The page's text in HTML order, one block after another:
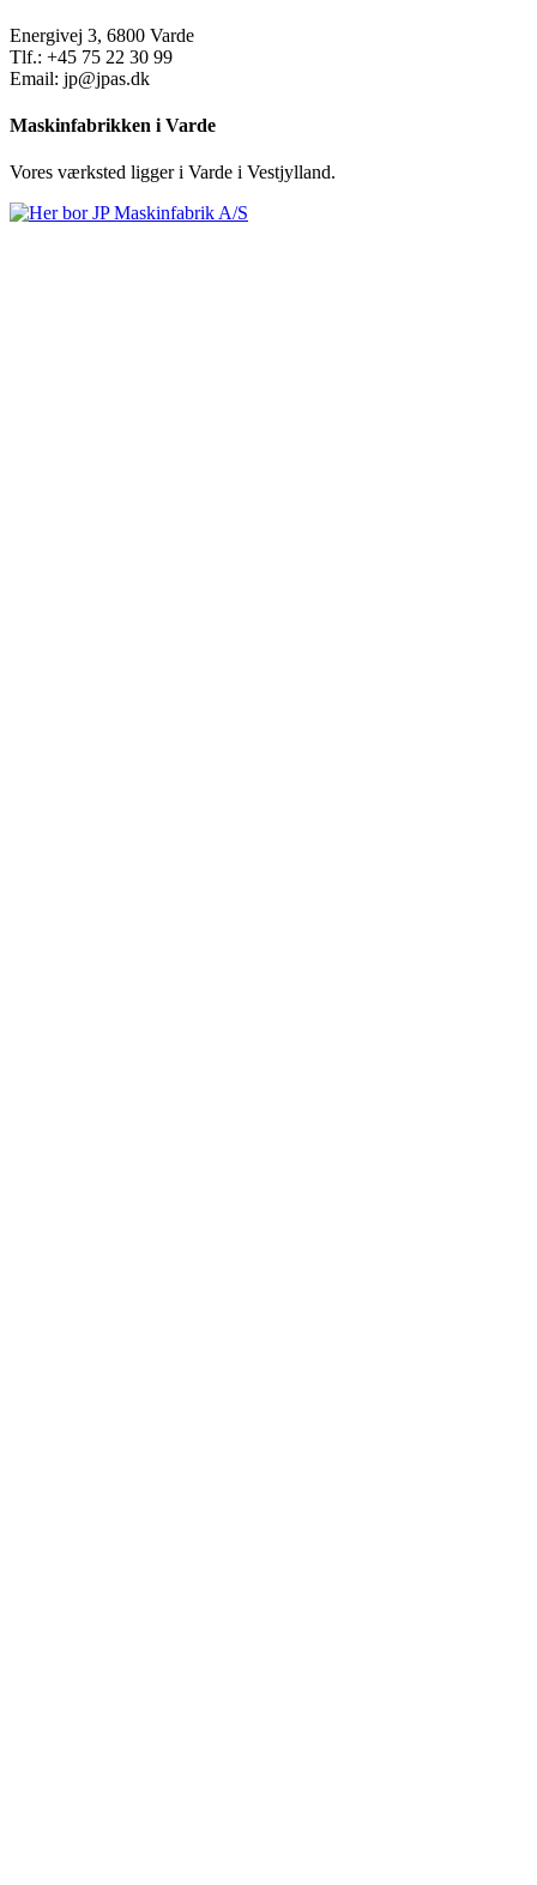
Energivej 3, 6800 Varde
Tlf.: +45 75 22 30 99
Email: jp@jpas.dk
Maskinfabrikken i Varde
Vores værksted ligger i Varde i Vestjylland.